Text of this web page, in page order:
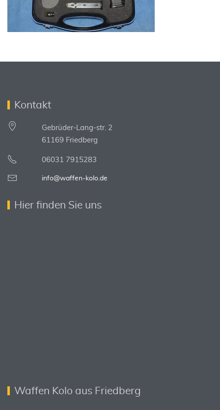
Kontakt
Gebrüder-Lang-str. 2
61169 Friedberg
06031 7915283
info@waffen-kolo.de
Hier finden Sie uns
Waffen Kolo aus Friedberg